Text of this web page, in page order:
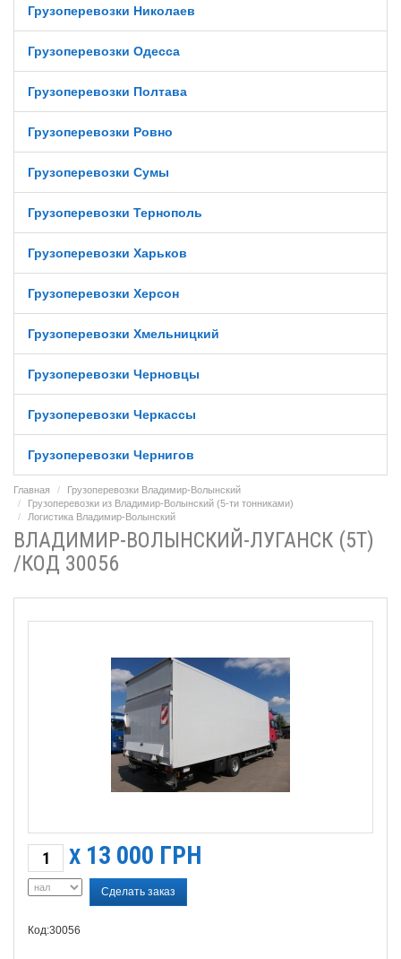
Грузоперевозки Николаев
Грузоперевозки Одесса
Грузоперевозки Полтава
Грузоперевозки Ровно
Грузоперевозки Сумы
Грузоперевозки Тернополь
Грузоперевозки Харьков
Грузоперевозки Херсон
Грузоперевозки Хмельницкий
Грузоперевозки Черновцы
Грузоперевозки Черкассы
Грузоперевозки Чернигов
Главная
Грузоперевозки Владимир-Волынский
Грузоперевозки из Владимир-Волынский (5-ти тонниками)
Логистика Владимир-Волынский
ВЛАДИМИР-ВОЛЫНСКИЙ-ЛУГАНСК (5Т)
/КОД 30056
X 13 000 ГРН
Сделать заказ
Код:30056